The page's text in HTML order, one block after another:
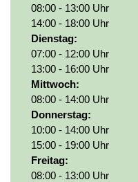
08:00 - 13:00 Uhr
14:00 - 18:00 Uhr
Dienstag:
07:00 - 12:00 Uhr
13:00 - 16:00 Uhr
Mittwoch:
08:00 - 14:00 Uhr
Donnerstag:
10:00 - 14:00 Uhr
15:00 - 19:00 Uhr
Freitag:
08:00 - 13:00 Uhr